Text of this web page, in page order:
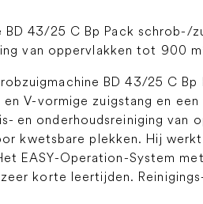
43/25 C Bp Pack
van oppervlakken tot 900
BD 43/25 C
V-vormige zuigstang en
en onderhoudsreiniging van
kwetsbare plekken. Hij
EASY-Operation-System
korte leertijden.